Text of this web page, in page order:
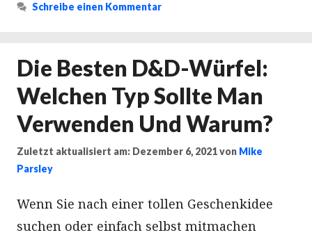
Schreibe einen Kommentar
Die Besten D&D-Würfel:
Welchen Typ Sollte Man
Verwenden Und Warum?
Zuletzt aktualisiert am: Dezember 6, 2021von Mike
Parsley
Wenn Sie nach einer tollen Geschenkidee
suchen oder einfach selbst mitmachen